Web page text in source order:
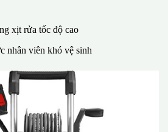
xịt rửa tốc độ cao
nhân viên khó vệ sinh